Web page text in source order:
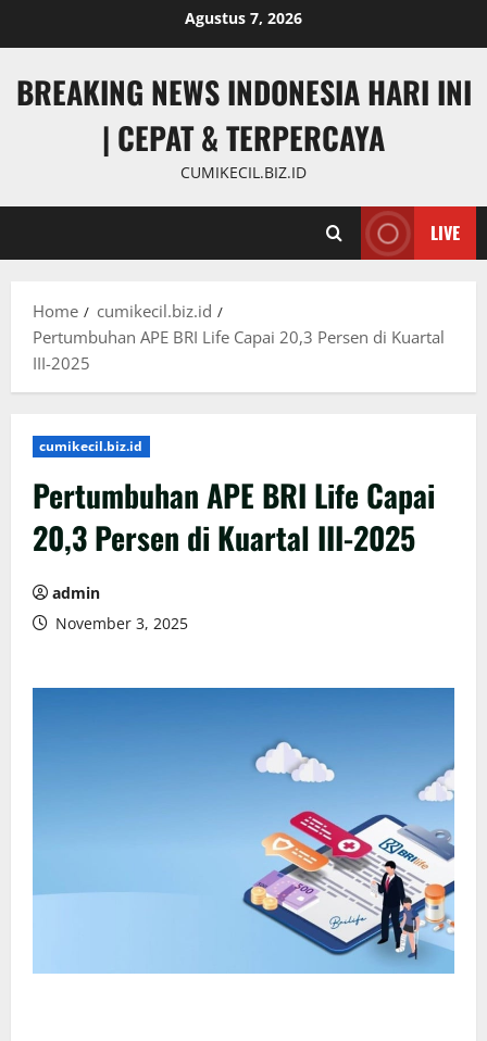
Agustus 7, 2026
BREAKING NEWS INDONESIA HARI INI
| CEPAT & TERPERCAYA
CUMIKECIL.BIZ.ID
LIVE
Home
cumikecil.biz.id
Pertumbuhan APE BRI Life Capai 20,3 Persen di Kuartal
III-2025
cumikecil.biz.id
Pertumbuhan APE BRI Life Capai
20,3 Persen di Kuartal III-2025
admin
November 3, 2025